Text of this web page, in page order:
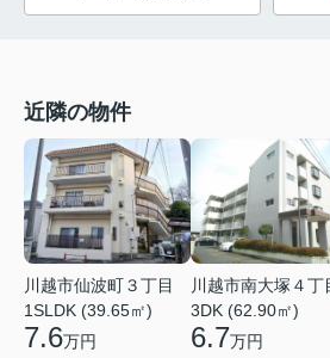
近隣の物件
川越市仙波町３丁目
1SLDK (39.65㎡)
7.6万円
川越市南大塚４丁
3DK (62.90㎡)
6.7万円